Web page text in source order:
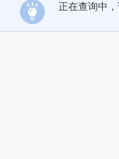
正在查询中